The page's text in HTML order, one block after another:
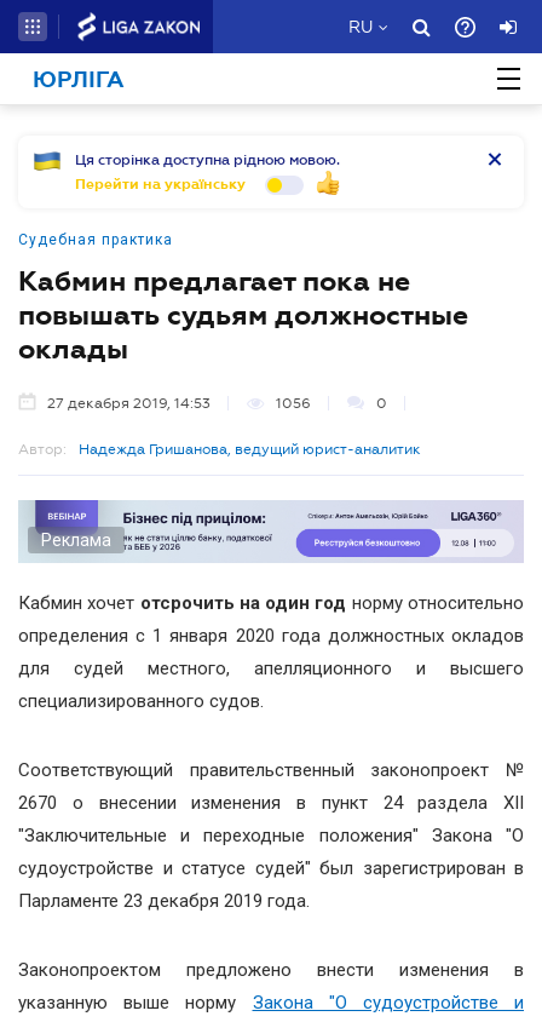
RU
ЮРЛІГА
Ця сторінка доступна рідною мовою.
Перейти на українську
Судебная практика
Кабмин предлагает пока не
повышать судьям должностные
оклады
27 декабря 2019, 14:53 1056 0
Автор: Надежда Гришанова, ведущий юрист-аналитик
Реклама
Кабмин хочет отсрочить на один год норму относительно
определения с 1 января 2020 года должностных окладов
для судей местного, апелляционного и высшего
специализированного судов.
Соответствующий правительственный законопроект №
2670 о внесении изменения в пункт 24 раздела ХІІ
"Заключительные и переходные положения" Закона "О
судоустройстве и статусе судей" был зарегистрирован в
Парламенте 23 декабря 2019 года.
Законопроектом предложено внести изменения в
указанную выше норму Закона "О судоустройстве и